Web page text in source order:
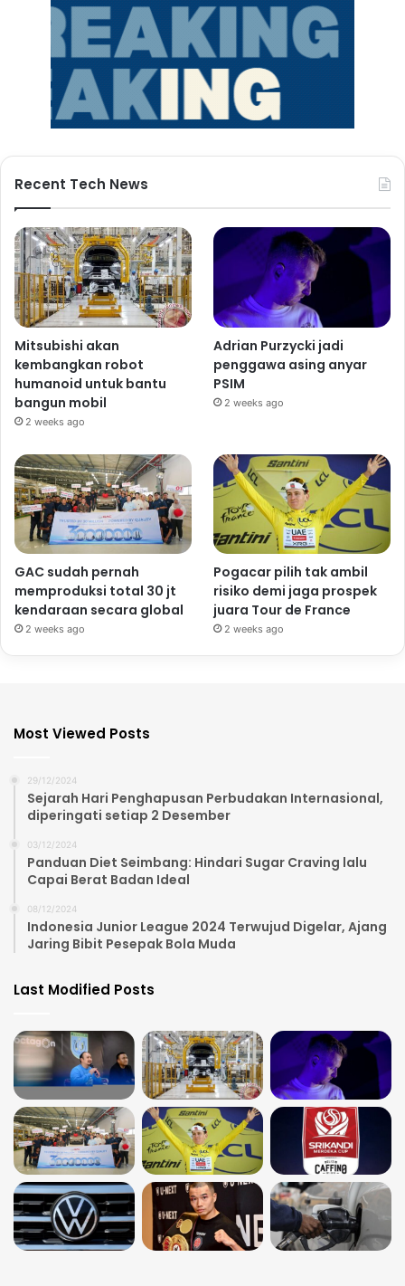
Recent Tech News
Mitsubishi akan
kembangkan robot
humanoid untuk bantu
bangun mobil
2 weeks ago
Adrian Purzycki jadi
penggawa asing anyar
PSIM
2 weeks ago
GAC sudah pernah
memproduksi total 30 jt
kendaraan secara global
2 weeks ago
Pogacar pilih tak ambil
risiko demi jaga prospek
juara Tour de France
2 weeks ago
Most Viewed Posts
29/12/2024
Sejarah Hari Penghapusan Perbudakan Internasional,
diperingati setiap 2 Desember
03/12/2024
Panduan Diet Seimbang: Hindari Sugar Craving lalu
Capai Berat Badan Ideal
08/12/2024
Indonesia Junior League 2024 Terwujud Digelar, Ajang
Jaring Bibit Pesepak Bola Muda
Last Modified Posts